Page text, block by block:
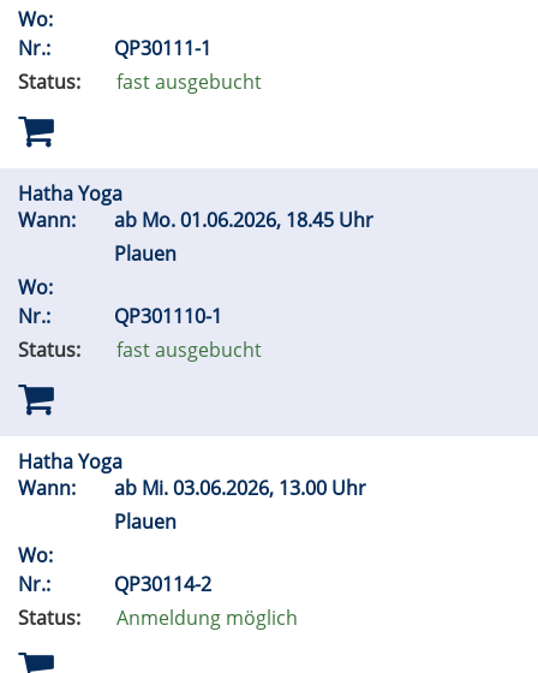
Wo:
Nr.:
QP30111-1
Status:
fast ausgebucht
Hatha Yoga
Wann:
ab Mo.01.06.2026, 18.45 Uhr
Plauen
Wo:
Nr.:
QP301110-1
Status:
fast ausgebucht
Hatha Yoga
Wann:
ab Mi.03.06.2026, 13.00 Uhr
Plauen
Wo:
Nr.:
QP30114-2
Status:
Anmeldung möglich